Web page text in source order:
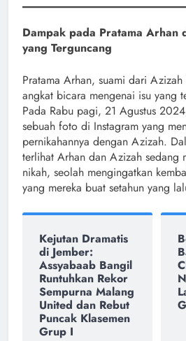
Dampak pada Pratama Arhan
yang Terguncang
Pratama Arhan, suami dari Azizah
angkat bicara mengenai isu yang
Pada Rabu pagi, 21 Agustus
sebuah foto di Instagram yang
pernikahannya dengan Azizah.
terlihat Arhan dan Azizah sedang
nikah, seolah mengingatkan
yang mereka buat setahun yang
Kejutan Dramatis
di Jember:
Assyabaab Bangil
Runtuhkan Rekor
Sempurna Malang
United dan Rebut
Puncak Klasemen
Grup I